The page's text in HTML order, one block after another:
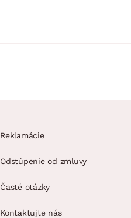
Reklamácie
Odstúpenie od zmluvy
Časté otázky
Kontaktujte nás